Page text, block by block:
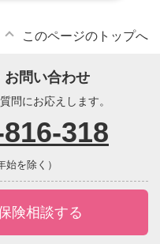
このページのトップへ
お問い合わせ
問にお応えします。
318
を除く）
険相談する